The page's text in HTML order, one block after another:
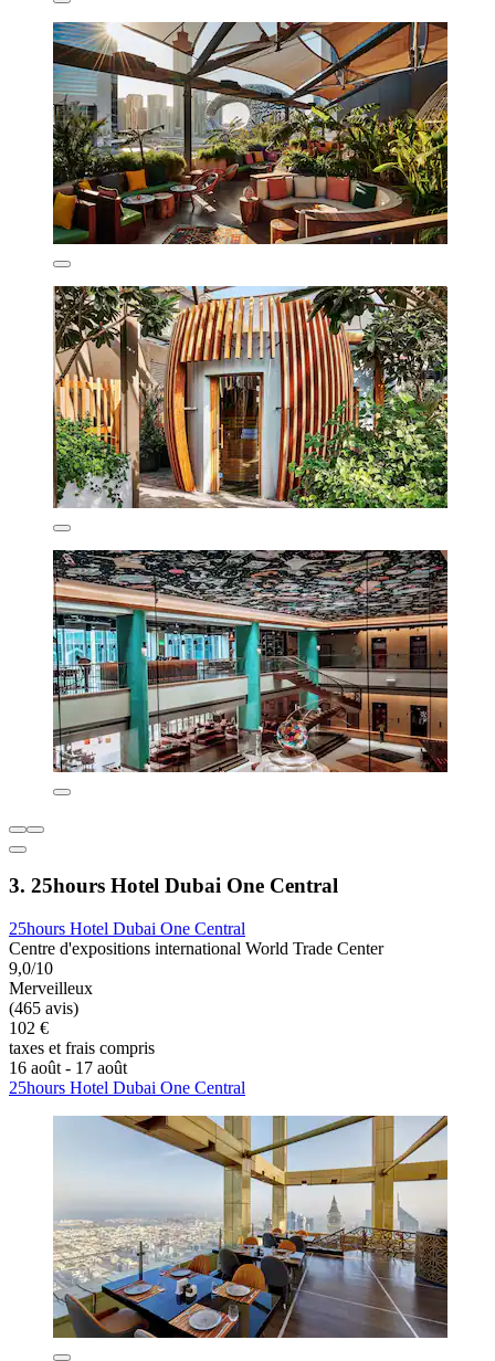
3. 25hours Hotel Dubai One Central
25hours Hotel Dubai One Central
Centre d'expositions international World Trade Center
9,0/10
Merveilleux
(465 avis)
102 €
taxes et frais compris
16 août - 17 août
25hours Hotel Dubai One Central